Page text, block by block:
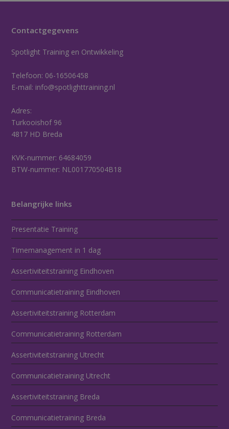
Contactgegevens
Spotlight Training en Ontwikkeling
Telefoon: 06-16506458
E-mail: info@spotlighttraining.nl
Adres:
Turkooishof 96
4817 HD Breda
KVK-nummer: 64684059
BTW-nummer: NL001770504B18
Belangrijke links
Presentatie Training
Timemanagement in 1 dag
Assertiviteitstraining Eindhoven
Communicatietraining Eindhoven
Assertiviteitstraining Rotterdam
Communicatietraining Rotterdam
Assertiviteitstraining Utrecht
Communicatietraining Utrecht
Assertiviteitstraining Breda
Communicatietraining Breda